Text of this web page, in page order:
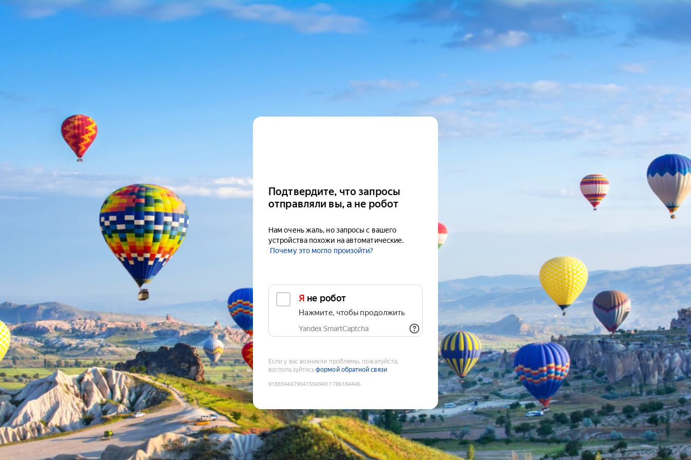
Подтвердите, что запросы
отправляли вы, а не робот
Нам очень жаль, но запросы с вашего
устройства похожи на автоматические.
Почему это могло произойти?
Я не робот
Нажмите, чтобы продолжить
Yandex SmartCaptcha
Если у вас возникли проблемы, пожалуйста,
воспользуйтесьформой обратной связи
9188344679041504940:1786184446